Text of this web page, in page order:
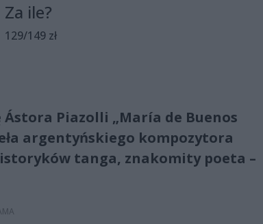
Za ile?
129/149 zł
Piazolli „María de Buenos
argentyńskiego kompozytora
tanga, znakomity poeta –